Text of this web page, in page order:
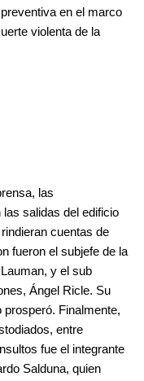
en el marco
violenta de la
las
salidas del edificio
cuentas de
fueron el subjefe de la
y el sub
Ángel Ricle. Su
prosperó. Finalmente,
entre
fue el integrante
Salduna, quien